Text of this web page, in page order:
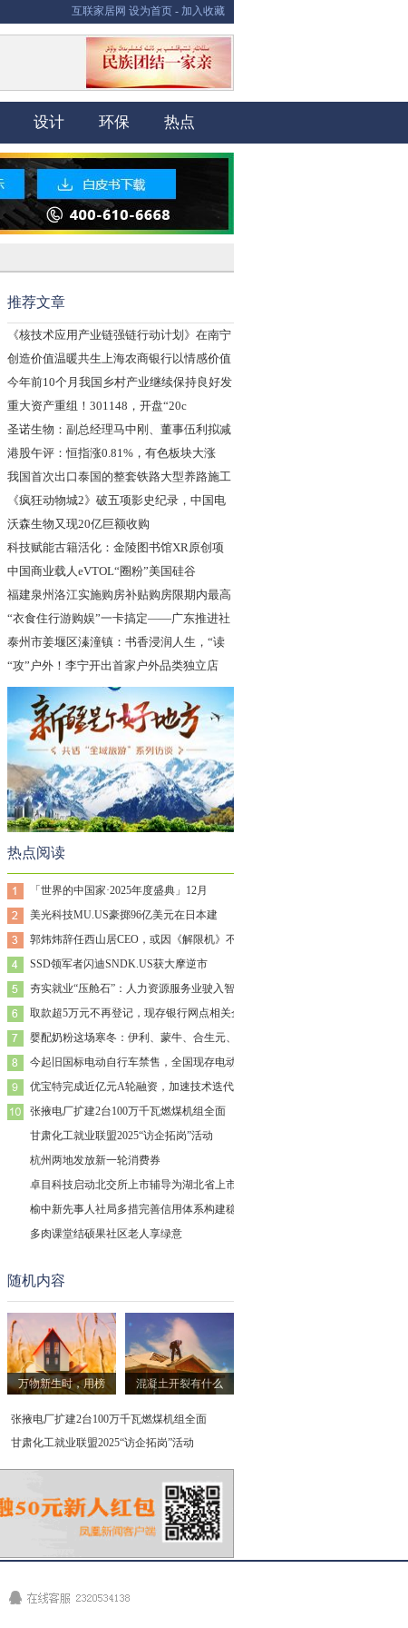
互联家居网 设为首页 - 加入收藏
设计 环保 热点
推荐文章
《核技术应用产业链强链行动计划》在南宁
发
创造价值温暖共生上海农商银行以情感价值
守
今年前10个月我国乡村产业继续保持良好发
重大资产重组！301148，开盘“20c
圣诺生物：副总经理马中刚、董事伍利拟减
持
港股午评：恒指涨0.81%，有色板块大涨
我国首次出口泰国的整套铁路大型养路施工
车
《疯狂动物城2》破五项影史纪录，中国电
影
沃森生物又现20亿巨额收购
科技赋能古籍活化：金陵图书馆XR原创项
目
中国商业载人eVTOL“圈粉”美国硅谷
福建泉州洛江实施购房补贴购房限期内最高
7
“衣食住行游购娱”一卡搞定——广东推进社
泰州市姜堰区溱潼镇：书香浸润人生，“读
城
“攻”户外！李宁开出首家户外品类独立店
热点阅读
「世界的中国家·2025年度盛典」12月
美光科技MU.US豪掷96亿美元在日本建
郭炜炜辞任西山居CEO，或因《解限机》不
SSD领军者闪迪SNDK.US获大摩逆市
夯实就业“压舱石”：人力资源服务业驶入智
取款超5万元不再登记，现存银行网点相关企
婴配奶粉这场寒冬：伊利、蒙牛、合生元、飞
今起旧国标电动自行车禁售，全国现存电动自
优宝特完成近亿元A轮融资，加速技术迭代与
张掖电厂扩建2台100万千瓦燃煤机组全面
甘肃化工就业联盟2025“访企拓岗”活动
杭州两地发放新一轮消费券
卓目科技启动北交所上市辅导为湖北省上市金
榆中新先事人社局多措完善信用体系构建稳定
多肉课堂结硕果社区老人享绿意
随机内容
万物新生时，用榜 混凝土开裂有什么
张掖电厂扩建2台100万千瓦燃煤机组全面
甘肃化工就业联盟2025“访企拓岗”活动